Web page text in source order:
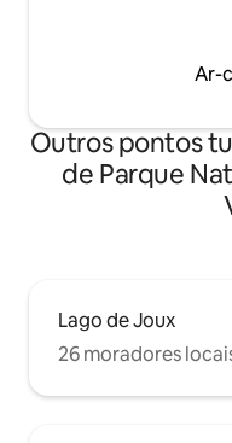
Ar-
Outros pontos
de Parque
Lago de Joux
26 moradores